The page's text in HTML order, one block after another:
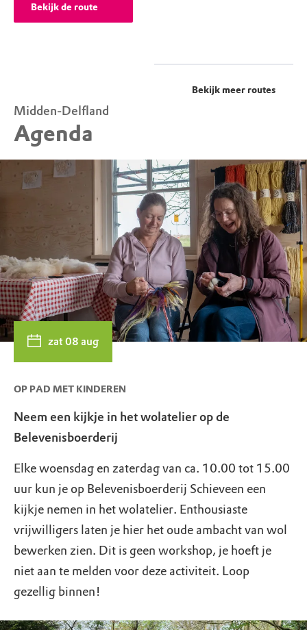
Bekijk de route
Bekijk meer routes
Midden-Delfland
Agenda
zat 08 aug
OP PAD MET KINDEREN
Neem een kijkje in het wolatelier op de
Belevenisboerderij
Elke woensdag en zaterdag van ca. 10.00 tot 15.00
uur kun je op Belevenisboerderij Schieveen een
kijkje nemen in het wolatelier. Enthousiaste
vrijwilligers laten je hier het oude ambacht van wol
bewerken zien. Dit is geen workshop, je hoeft je
niet aan te melden voor deze activiteit. Loop
gezellig binnen!